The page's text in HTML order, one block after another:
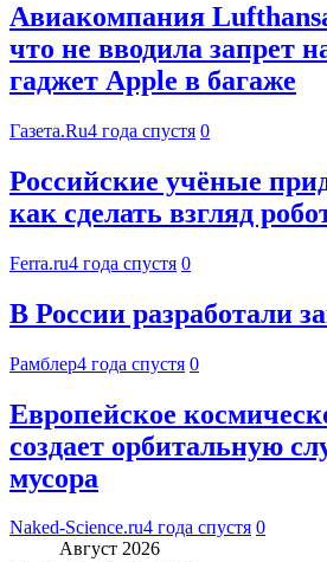
Авиакомпания
что не вводила запрет
гаджет Apple в багаже
Газета.Ru4 года спустя 0
Российские учёные
как сделать взгляд
Ferra.ru4 года спустя 0
В России разработали
Рамблер4 года спустя 0
Европейское
создает орбитальную
мусора
Naked-Science.ru4 года спустя 0
Август 2026